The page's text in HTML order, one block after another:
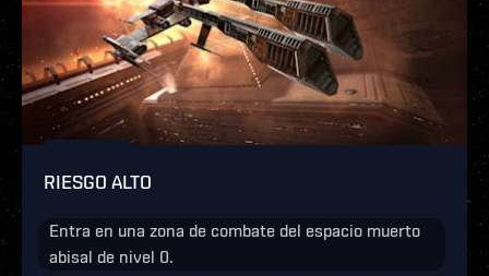
RIESGO ALTO
Entra en una zona de combate del espacio muerto
abisal de nivel 0.